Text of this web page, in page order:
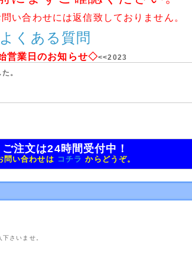
い合わせには返信致しておりません。
くある質問
営業日のお知らせ◇<<2023
。
文は24時間受付中！
問い合わせは コチラからどうぞ。
さいませ。